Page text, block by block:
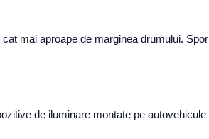
mai aproape de marginea drumului.
de iluminare montate pe